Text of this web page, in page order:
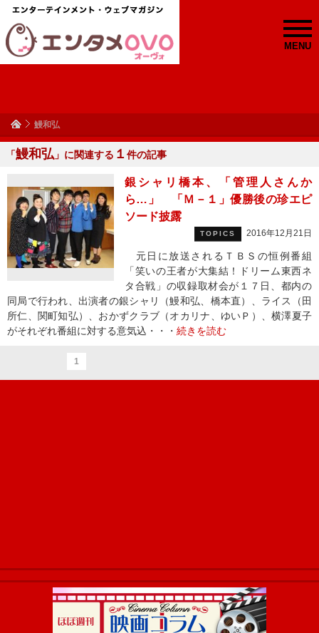
MENU
鰻和弘
「鰻和弘 」に関連する １ 件の記事
銀シャリ橋本、「管理人さんか
ら…」 「Ｍ－１」優勝後の珍エピ
ソード披露
TOPICS 2016年12月21日
元日に放送されるＴＢＳの恒例番組
「笑いの王者が大集結！ドリーム東西ネ
タ合戦」の収録取材会が１７日、都内の
同局で行われ、出演者の銀シャリ（鰻和弘、橋本直）、ライス（田
所仁、関町知弘）、おかずクラブ（オカリナ、ゆいＰ）、横澤夏子
がそれぞれ番組に対する意気込・・・ 続きを読む
1